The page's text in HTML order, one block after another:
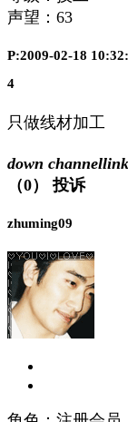
声望： 63
P:2009-02-18
4
只做线材加工
down
（0）
投诉
zhuming09